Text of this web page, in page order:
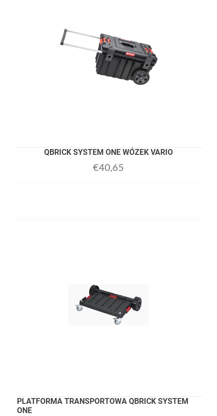
QBRICK SYSTEM ONE WÓZEK VARIO
€40,65
PLATFORMA TRANSPORTOWA QBRICK SYSTEM
ONE